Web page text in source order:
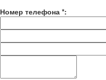
Номер телефона *: